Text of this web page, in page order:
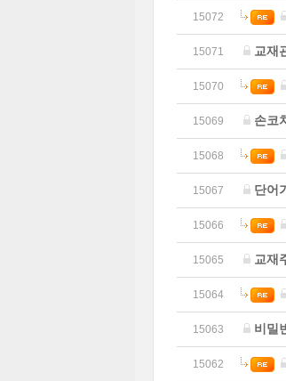
15072
15071 교재
15070
15069 손코
15068
15067 단어
15066
15065 교재
15064
15063 비밀
15062